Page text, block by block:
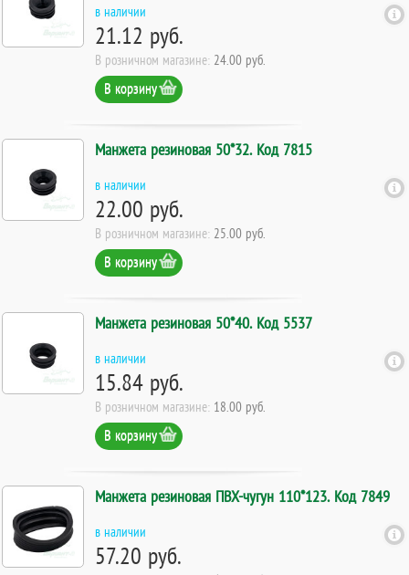
в наличии
21.12 руб.
В розничном магазине: 24.00 руб.
В корзину
Манжета резиновая 50*32. Код 7815
в наличии
22.00 руб.
В розничном магазине: 25.00 руб.
В корзину
Манжета резиновая 50*40. Код 5537
в наличии
15.84 руб.
В розничном магазине: 18.00 руб.
В корзину
Манжета резиновая ПВХ-чугун 110*123. Код 7849
в наличии
57.20 руб.